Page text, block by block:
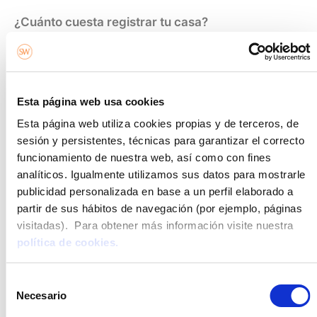
Esta página web usa cookies
Esta página web utiliza cookies propias y de terceros, de
sesión y persistentes, técnicas para garantizar el correcto
funcionamiento de nuestra web, así como con fines
analíticos. Igualmente utilizamos sus datos para mostrarle
publicidad personalizada en base a un perfil elaborado a
partir de sus hábitos de navegación (por ejemplo, páginas
visitadas). Para obtener más información visite nuestra
política de cookies.
Necesario
¿Cuánto cuesta registrar tu casa?
Para saber cuánto vamos a tener que pagar para inscribir
nuestro piso en el Registro de la Propiedad deberemos
conocer el valor catastral de nuestra nueva casa, ya que las
tarifas establecidas dependen del valor que le otorguen las
escrituras.
Para que hagas un cálculo rápido: el coste suele oscilar
entre los 600 y los 1000€, pero nunca será inferior a
24,04€ ni superior a 2.181,67€. Pero debes saber que los
precios vienen establecidos por el Real Decreto
1427/1989.
Así, las tarifas estipuladas para registrar una vivienda son
las siguientes:
Entre 6.010,13 y 30.050, 61€: 1,75€ adicionales por